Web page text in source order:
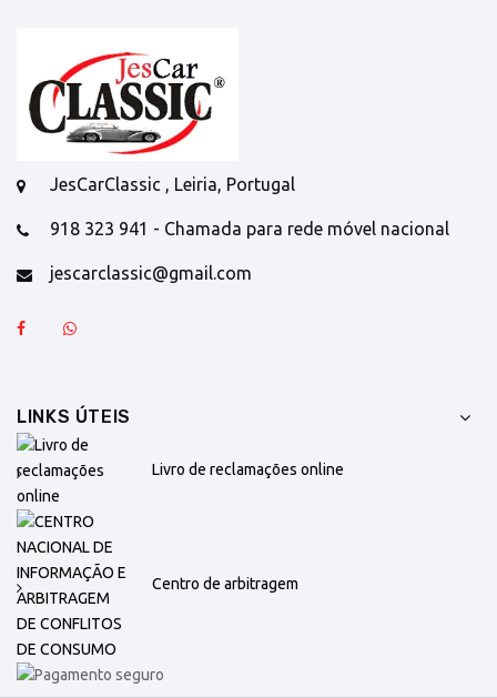
JesCarClassic , Leiria, Portugal
918 323 941 - Chamada para rede móvel nacional
jescarclassic@gmail.com
LINKS ÚTEIS
Livro de reclamações online
Centro de arbitragem